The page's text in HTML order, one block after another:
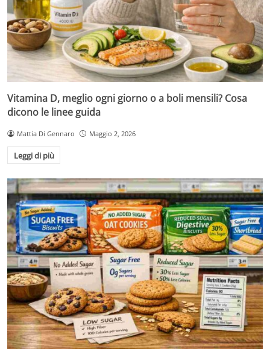
Vitamina D, meglio ogni giorno o a boli mensili? Cosa
dicono le linee guida
Mattia Di Gennaro Maggio 2, 2026
Leggi di più